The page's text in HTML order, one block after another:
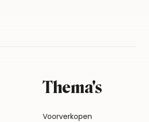
Thema's
Voorverkopen